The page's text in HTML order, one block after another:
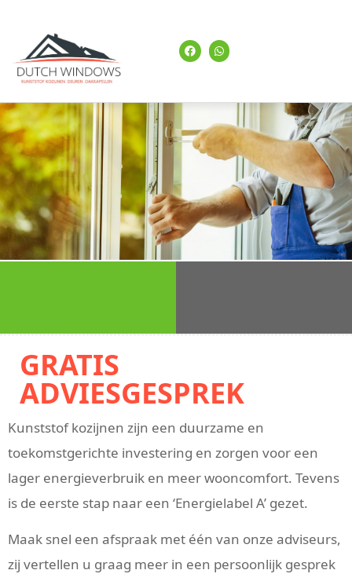
GRATIS
ADVIESGESPREK
Kunststof kozijnen zijn een duurzame en
toekomstgerichte investering en zorgen voor een
lager energieverbruik en meer wooncomfort. Tevens
is de eerste stap naar een ‘Energielabel A’ gezet.
Maak snel een afspraak met één van onze adviseurs,
zij vertellen u graag meer in een persoonlijk gesprek